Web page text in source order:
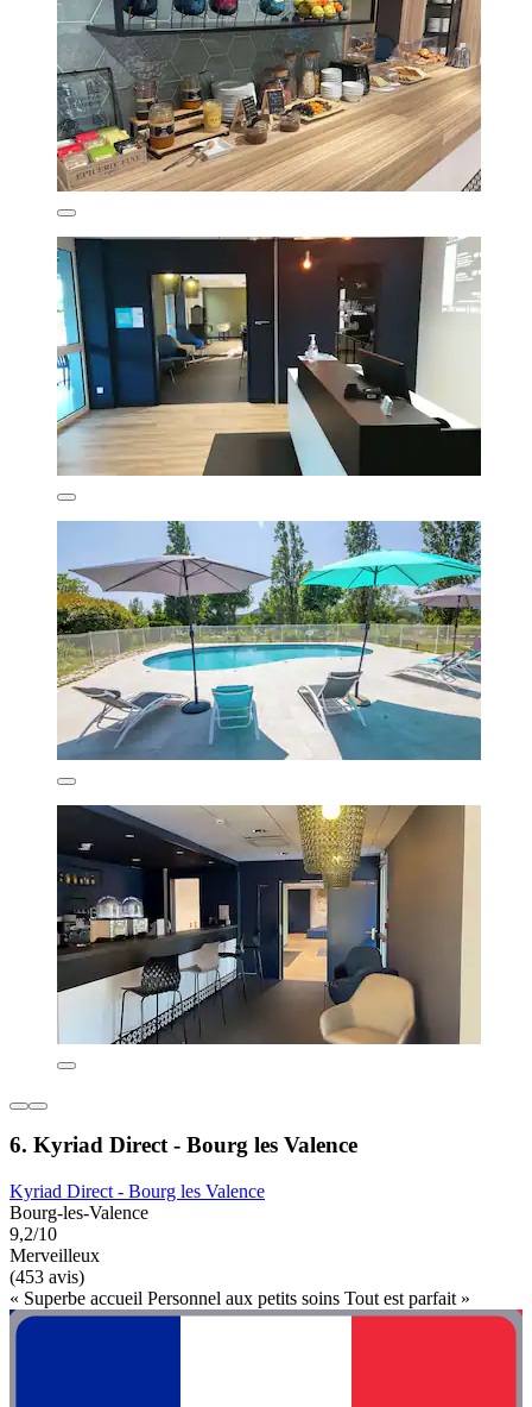
6. Kyriad Direct - Bourg les Valence
Kyriad Direct - Bourg les Valence
Bourg-les-Valence
9,2/10
Merveilleux
(453 avis)
« Superbe accueil Personnel aux petits soins Tout est parfait »